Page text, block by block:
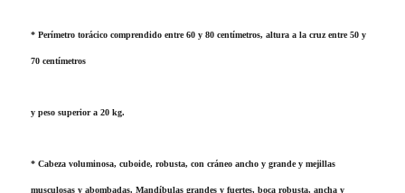
* Perímetro torácico comprendido entre 60 y 80 centímetros, altura a la cruz entre 50 y
70 centímetros
y peso superior a 20 kg.
* Cabeza voluminosa, cuboide, robusta, con cráneo ancho y grande y mejillas
musculosas y abombadas. Mandíbulas grandes y fuertes, boca robusta, ancha y